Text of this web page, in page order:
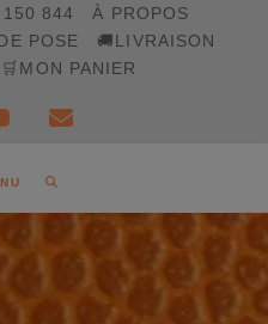
844
À PROPOS
POSE
🚚LIVRAISON
🛒MON PANIER